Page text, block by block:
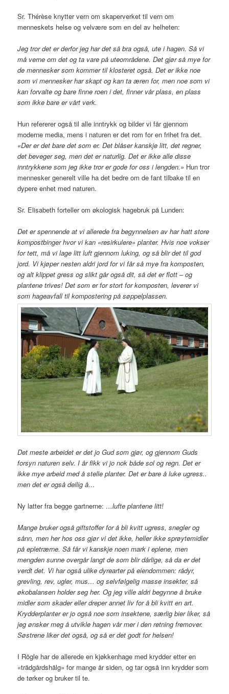
Sr. Thérèse knytter vern om skaperverket til vern om
menneskets helse og velvære som en del av helheten:
Jeg tror det er derfor jeg har det så bra også, ute i hagen. Så vi
må verne om det og ta vare på uteområdene. Det gjør så mye for
de mennesker som kommer til klosteret også. Det er ikke noe
som vi mennesker har skapt og kan ta æren for, men noe som vi
kan forvalte og bare finne roen i det, finner vår plass, en plass
som ikke bare er vårt verk.
Hun refererer også til alle inntrykk og bilder vi får gjennom
moderne media, mens i naturen er det rom for en frihet fra det.
«Der er det bare det som er. Det blåser kanskje litt, det regner,
det beveger seg, men det er naturlig. Det er ikke alle disse
inntrykkene som jeg ikke tror er gode for oss i lengden.» Hun tror
mennesker generelt ville ha det bedre om de fant tilbake til en
dypere enhet med naturen.
Sr. Elisabeth forteller om økologisk hagebruk på Lunden:
Det er spennende at vi allerede fra begynnelsen av har hatt store
kompostbinger hvor vi kan «resirkulere» planter. Hvis noe vokser
for tett, må vi lage litt luft gjennom luking, og så blir det til god
jord. Vi kjøper nesten aldri jord for vi får så mye fra komposten,
og alt klippet gress og slikt går også dit, så det er flott – og
plantene trives! Det som er for stort for komposten, leverer vi
som hageavfall til kompostering på søppelplassen.
Det meste arbeidet er det jo Gud som gjør, og gjennom Guds
forsyn naturen selv. I år fikk vi jo nok både sol og regn. Det er
ikke mye arbeid med å stelle planter. Det er bare å luke ugress..
men det er også deilig å…
Ny latter fra begge gartnerne: …lufte plantene litt!
Mange bruker også giftstoffer for å bli kvitt ugress, snegler og
sånn, men her hos oss gjør vi det ikke, heller ikke sprøytemidler
på epletrærne. Så får vi kanskje noen mark i eplene, men
mengden sunne overgår langt de som blir dårlige, så da er det
verdt det. Vi har også ulike dyrearter på eiendommen: rådyr,
grevling, rev, ugler, mus… og selvfølgelig masse insekter, så
økobalansen holder seg her. Og jeg ville aldri begynne å bruke
midler som skader eller dreper annet liv for å bli kvitt en art.
Krydderplanter er jo også noe som insektene, særlig bier liker, så
jeg ønsker meg å utvikle hagen vår mer i den retning fremover.
Søstrene liker det også, og så er det godt for helsen!
I Rögle har de allerede en kjøkkenhage med krydder etter en
«trädgårdshälg» for mange år siden, og tar også inn krydder som
de tørker og bruker til te.